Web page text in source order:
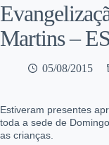
Martins – ES
05/08/2015
Estiveram presentes
toda a sede de
as crianças.